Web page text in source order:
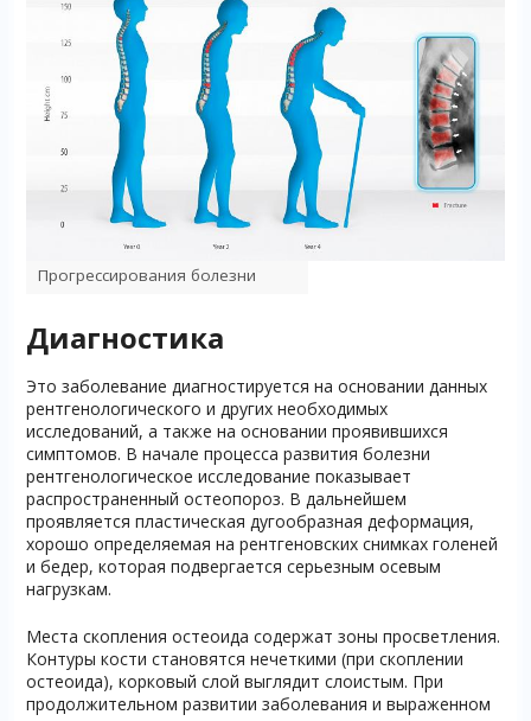
Прогрессирования болезни
Диагностика
Это заболевание диагностируется на основании данных
рентгенологического и других необходимых
исследований, а также на основании проявившихся
симптомов. В начале процесса развития болезни
рентгенологическое исследование показывает
распространенный остеопороз. В дальнейшем
проявляется пластическая дугообразная деформация,
хорошо определяемая на рентгеновских снимках голеней
и бедер, которая подвергается серьезным осевым
нагрузкам.
Места скопления остеоида содержат зоны просветления.
Контуры кости становятся нечеткими (при скоплении
остеоида), корковый слой выглядит слоистым. При
продолжительном развитии заболевания и выраженном